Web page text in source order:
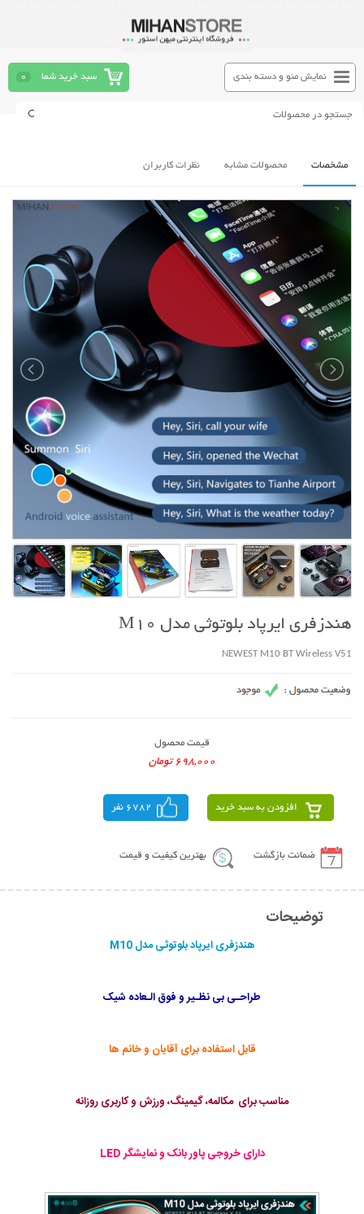
سبد خرید شما 0 نمایش منو و دسته بندی
مشخصات محصولات مشابه نظرات کاربران
هندزفری ایرپاد بلوتوثی مدل M10
NEWEST M10 BT Wireless V51
قیمت محصول
698,000 تومان
افزودن به سبد خرید 6782 نفر
ضمانت بازگشت بهترین کیفیت و قیمت
توضیحات
هندزفری ایرپاد بلوتوثی مدل M10
طراحـی بی نظـیر و فوق الـعاده شیک
قابل استفاده برای آقایان و خانم ها
مناسب برای مکالمه، گیمینگ، ورزش و کاربری روزانه
دارای خروجی پاور بانک و نمایشگر LED